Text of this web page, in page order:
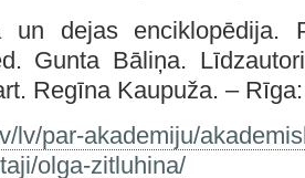
un dejas enciklopēdija.
Gunta Bāliņa.
Regīna Kaupuža. – Rīga:
lv/par-akademiju/
olga-zitluhina/